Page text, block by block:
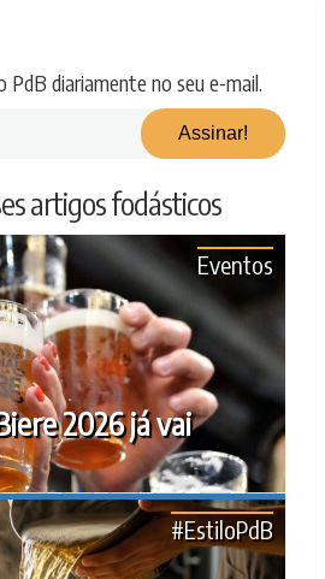
PdB diariamente no seu e-mail.
artigos fodásticos
2026 já vai
Eventos
#EstiloPdB